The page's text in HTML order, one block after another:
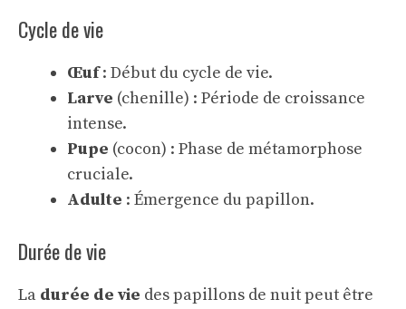
Cycle de vie
Œuf: Début du cycle de vie.
Larve (chenille) : Période de croissance
intense.
Pupe (cocon) : Phase de métamorphose
cruciale.
Adulte : Émergence du papillon.
Durée de vie
La durée de vie des papillons de nuit peut être